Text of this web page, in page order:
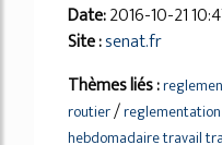
Date:2016-10-21
Site :senat.fr
Thèmes liés :
routier/
hebdomadaire travail